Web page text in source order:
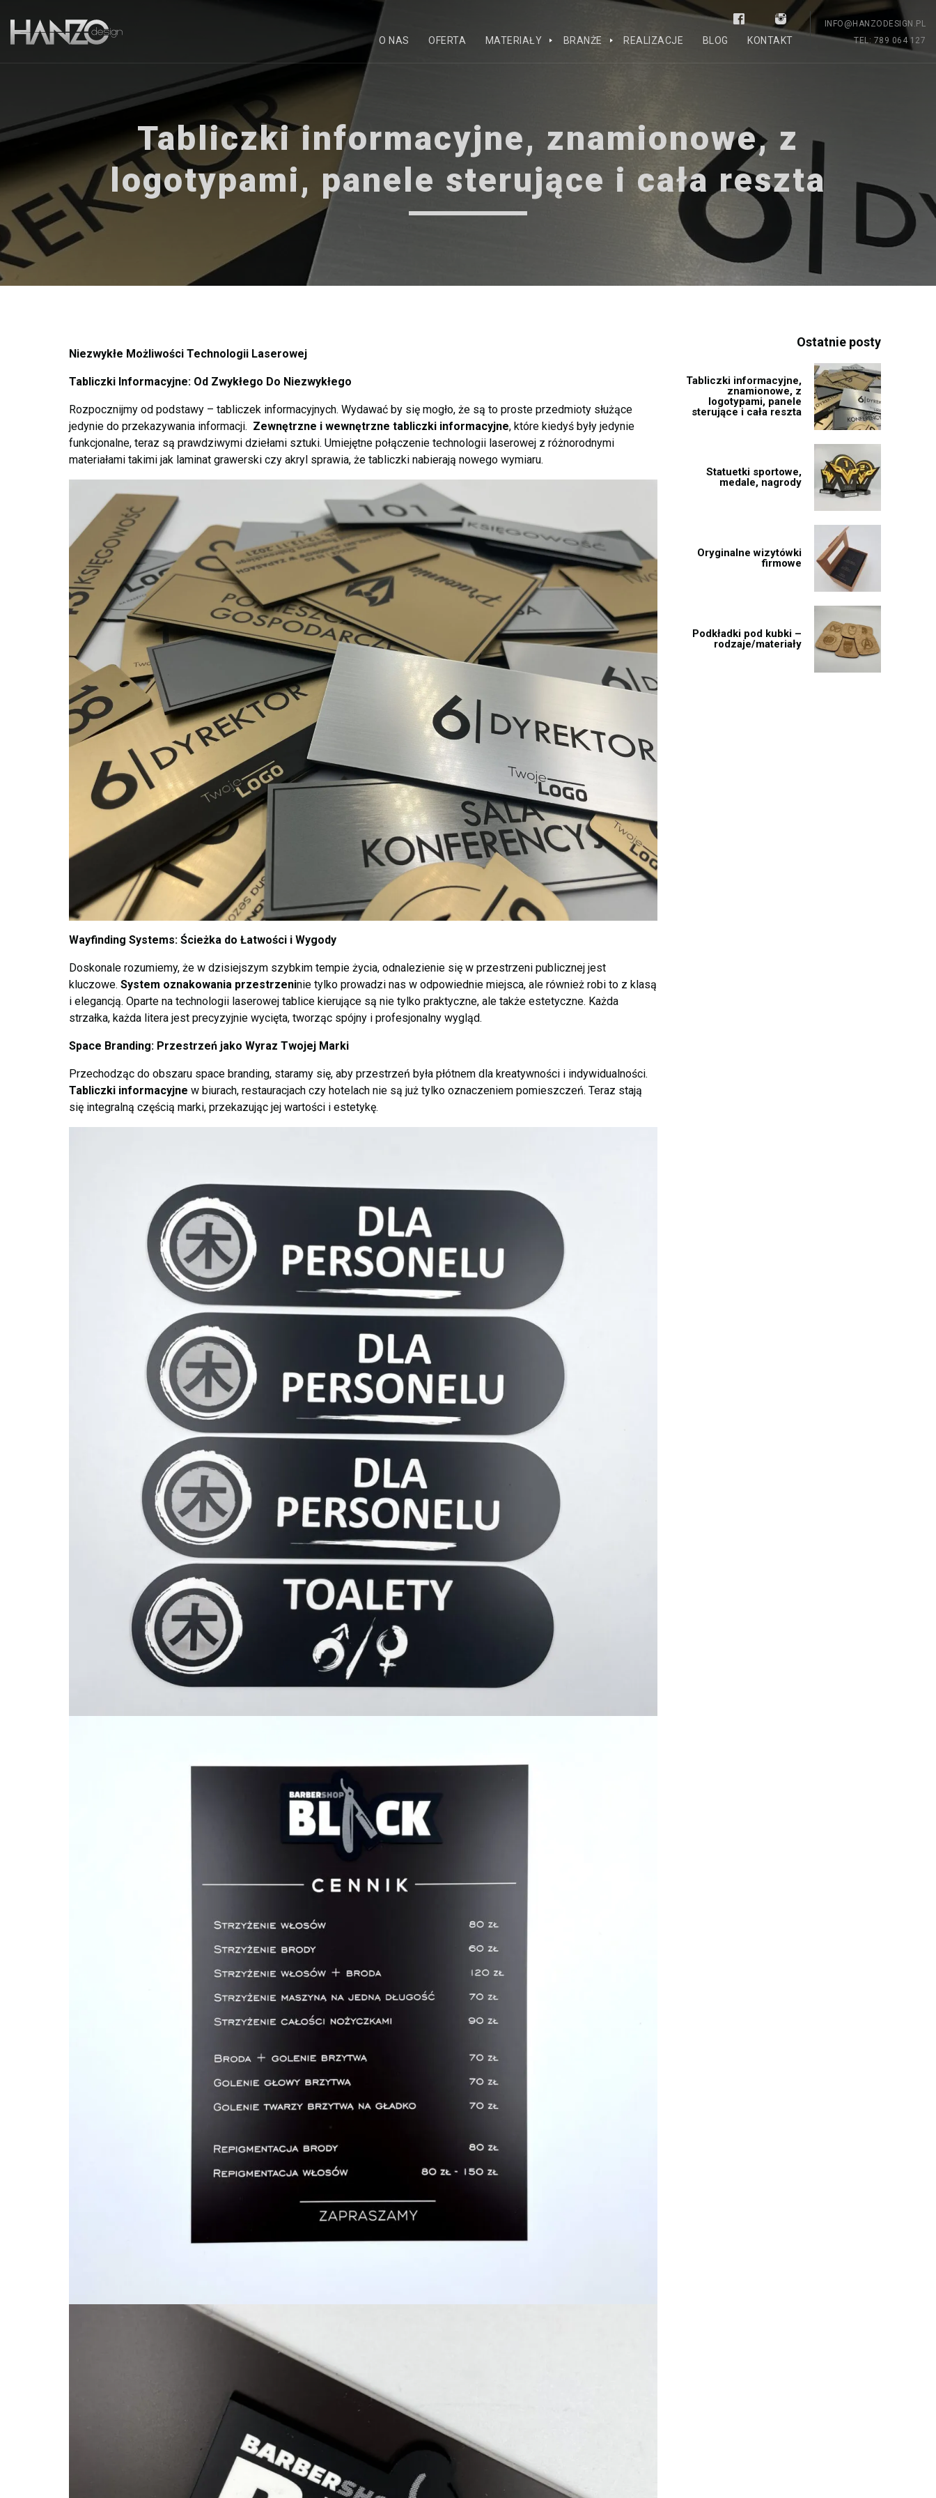
INFO@HANZODESIGN.PL
TEL: 789 064 127
O NAS OFERTA MATERIAŁY BRANŻE REALIZACJE BLOG KONTAKT
Tabliczki informacyjne, znamionowe, z
logotypami, panele sterujące i cała reszta
Niezwykłe Możliwości Technologii Laserowej
Tabliczki Informacyjne: Od Zwykłego Do Niezwykłego
Rozpocznijmy od podstawy – tabliczek informacyjnych. Wydawać by się mogło, że są to proste przedmioty służące
jedynie do przekazywania informacji. Zewnętrzne i wewnętrzne tabliczki informacyjne, które kiedyś były jedynie
funkcjonalne, teraz są prawdziwymi dziełami sztuki. Umiejętne połączenie technologii laserowej z różnorodnymi
materiałami takimi jak laminat grawerski czy akryl sprawia, że tabliczki nabierają nowego wymiaru.
Wayfinding Systems: Ścieżka do Łatwości i Wygody
Doskonale rozumiemy, że w dzisiejszym szybkim tempie życia, odnalezienie się w przestrzeni publicznej jest
kluczowe. System oznakowania przestrzeninie tylko prowadzi nas w odpowiednie miejsca, ale również robi to z klasą
i elegancją. Oparte na technologii laserowej tablice kierujące są nie tylko praktyczne, ale także estetyczne. Każda
strzałka, każda litera jest precyzyjnie wycięta, tworząc spójny i profesjonalny wygląd.
Space Branding: Przestrzeń jako Wyraz Twojej Marki
Przechodząc do obszaru space branding, staramy się, aby przestrzeń była płótnem dla kreatywności i indywidualności.
Tabliczki informacyjne w biurach, restauracjach czy hotelach nie są już tylko oznaczeniem pomieszczeń. Teraz stają
się integralną częścią marki, przekazując jej wartości i estetykę.
Ostatnie posty
Tabliczki informacyjne,
znamionowe, z
logotypami, panele
sterujące i cała reszta
Statuetki sportowe,
medale, nagrody
Oryginalne wizytówki
firmowe
Podkładki pod kubki –
rodzaje/materiały